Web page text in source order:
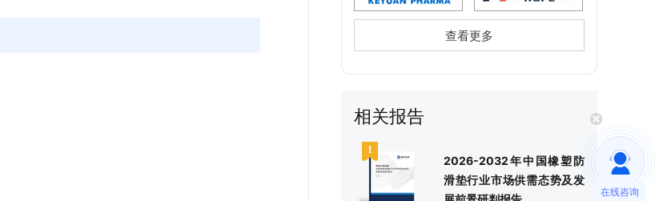
查看更多
相关报告
2026-2032年中国橡塑防
滑垫行业市场供需态势及发
在线咨询